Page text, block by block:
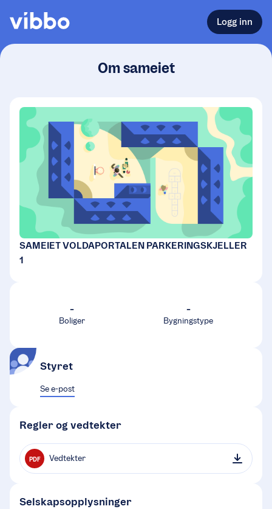
Logg inn
Om sameiet
SAMEIET VOLDAPORTALEN PARKERINGSKJELLER
1
-
Boliger
-
Bygningstype
Styret
Se e-post
Regler og vedtekter
PDF Vedtekter
Selskapsopplysninger